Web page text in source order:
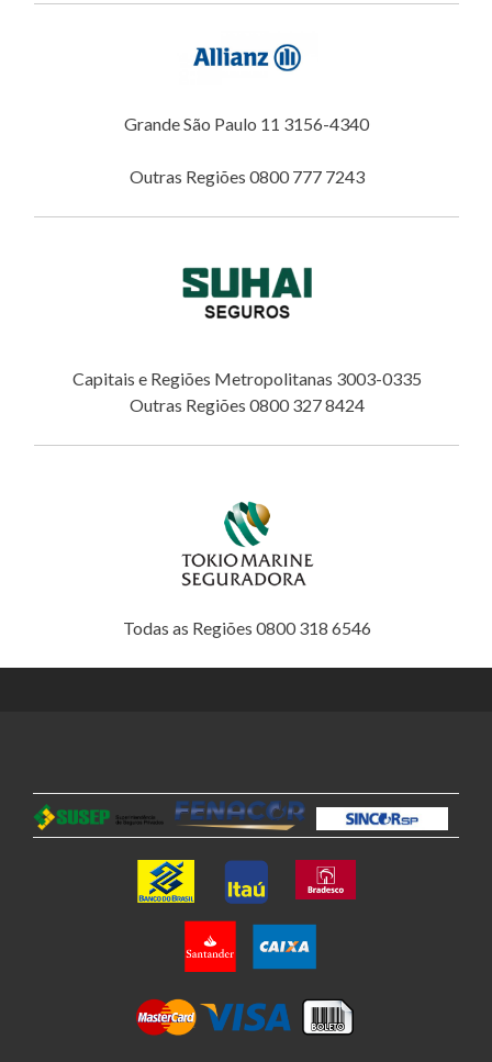
Grande São Paulo 11 3156-4340
Outras Regiões 0800 777 7243
Capitais e Regiões Metropolitanas 3003-0335
Outras Regiões 0800 327 8424
Todas as Regiões 0800 318 6546